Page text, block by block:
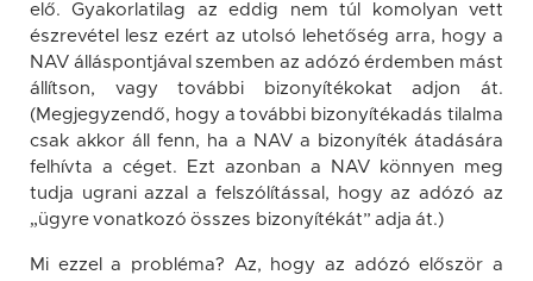
elő. Gyakorlatilag az eddig nem túl komolyan vett
észrevétel lesz ezért az utolsó lehetőség arra, hogy a
NAV álláspontjával szemben az adózó érdemben mást
állítson, vagy további bizonyítékokat adjon át.
(Megjegyzendő, hogy a további bizonyítékadás tilalma
csak akkor áll fenn, ha a NAV a bizonyíték átadására
felhívta a céget. Ezt azonban a NAV könnyen meg
tudja ugrani azzal a felszólítással, hogy az adózó az
„ügyre vonatkozó összes bizonyítékát” adja át.)
Mi ezzel a probléma? Az, hogy az adózó először a